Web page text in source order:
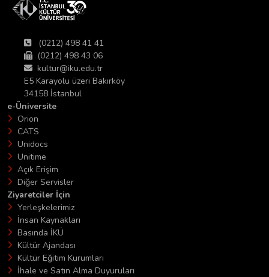
(0212) 498 41 41
(0212) 498 43 06
kultur@iku.edu.tr
E5 Karayolu üzeri Bakırköy
34158 İstanbul
e-Üniversite
Orion
CATS
Unidocs
Unitime
Açık Erişim
Diğer Servisler
Ziyaretciler İçin
Yerleşkelerimiz
İnsan Kaynakları
Basında İKÜ
Kültür Ajandası
Kültür Eğitim Kurumları
İhale ve Satın Alma Duyuruları